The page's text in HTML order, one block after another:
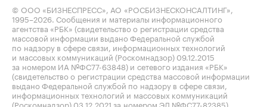
© ООО «БИЗНЕСПРЕСС», АО «РОСБИЗНЕСКОНСАЛТИНГ»,
1995–2026 . Сообщения и материалы информационного
агентства «РБК» (свидетельство о регистрации средства
массовой информации выдано Федеральной службой
по надзору в сфере связи, информационных технологий
и массовых коммуникаций (Роскомнадзор) 09.12.2015
за номером ИА №ФС77-63848) и сетевого издания «РБК»
(свидетельство о регистрации средства массовой информации
выдано Федеральной службой по надзору в сфере связи,
информационных технологий и массовых коммуникаций
(Роскомнадзор) 03.12.2021 за номером ЭЛ №ФС77-82385)